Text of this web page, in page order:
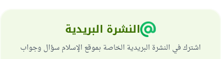
النشرة البريدية
اشترك في النشرة البريدية الخاصة بموقع الإسلام سؤال وجواب